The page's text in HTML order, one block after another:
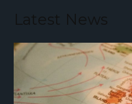
Latest News